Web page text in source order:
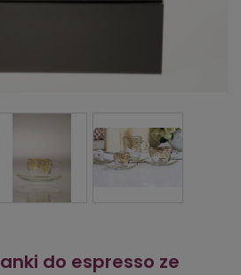
do espresso ze